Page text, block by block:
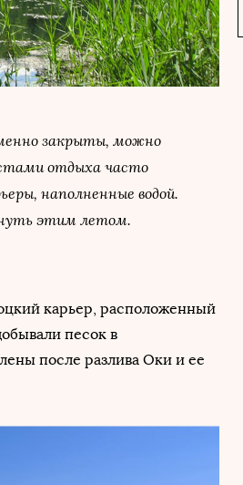
закрыты, можно
отдыха часто
наполненные водой.
этим летом.
карьер, расположенный
песок в
после разлива Оки и ее